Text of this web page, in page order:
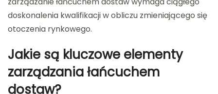
doskonalenia kwalifikacji w obliczu zmieniającego się
otoczenia rynkowego.
Jakie są kluczowe elementy
zarządzania łańcuchem
dostaw?